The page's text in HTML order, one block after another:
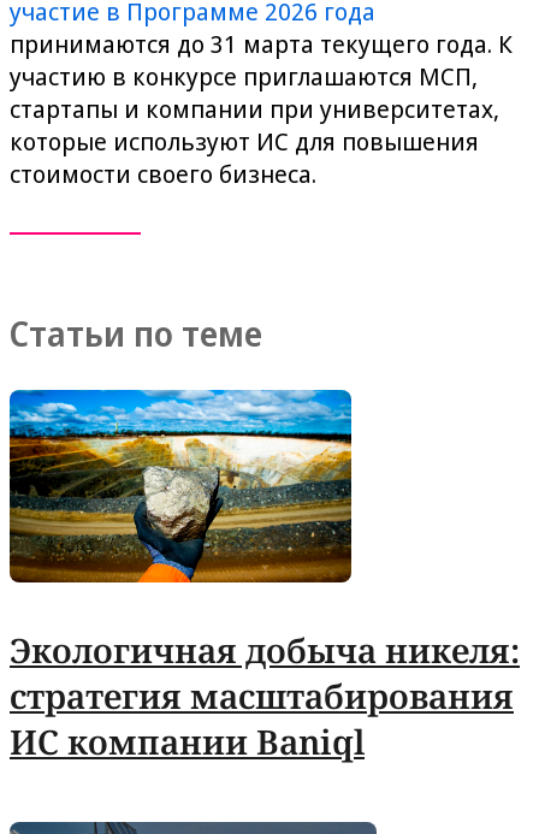
участие в Программе 2026 года
принимаются до 31 марта текущего года. К
участию в конкурсе приглашаются МСП,
стартапы и компании при университетах,
которые используют ИС для повышения
стоимости своего бизнеса.
Статьи по теме
Экологичная добыча никеля:
стратегия масштабирования
ИС компании Baniql